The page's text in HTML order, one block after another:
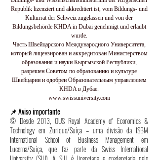
Republik lizenziert und akkreditiert ist, vom Bildungs- und
Kulturrat der Schweiz zugelassen und von der
Bildungsbehörde KHDA in Dubai genehmigt und erlaubt
wurde.
Часть Швейцарского Международного Университета,
который лицензирован и аккредитован Министерством
образования и науки Кыргызской Республики,
разрешен Советом по образованию и культуре
Швейцарии и одобрен Образовательным управлением
KHDA в Дубае.
www.swissuniversity.com
📌 Aviso importante
© Desde 2013, OUS Royal Academy of Economics &
Technology em Zurique/Suíça – uma divisão da ISBM
International School of Business Management em
Lucerna/Suíça, que faz parte da Swiss International